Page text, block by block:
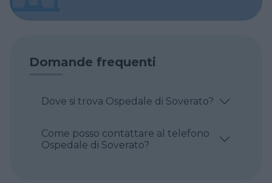
Domande frequenti
Dove si trova Ospedale di Soverato?
Come posso contattare al telefono
Ospedale di Soverato?